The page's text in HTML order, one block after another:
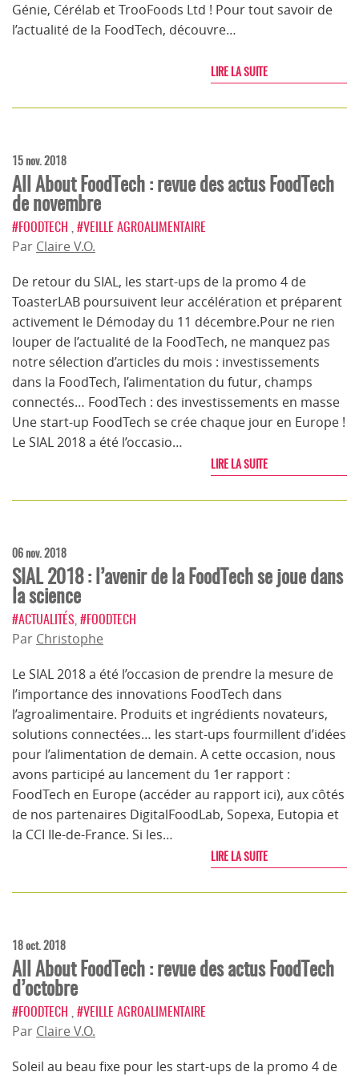
Génie, Cérélab et TrooFoods Ltd ! Pour tout savoir de
l’actualité de la FoodTech, découvre…
LIRE LA SUITE
15 nov. 2018
All About FoodTech : revue des actus FoodTech
de novembre
#FOODTECH #VEILLE AGROALIMENTAIRE
Par Claire V.O.
De retour du SIAL, les start-ups de la promo 4 de
ToasterLAB poursuivent leur accélération et préparent
activement le Démoday du 11 décembre.Pour ne rien
louper de l’actualité de la FoodTech, ne manquez pas
notre sélection d’articles du mois : investissements
dans la FoodTech, l’alimentation du futur, champs
connectés… FoodTech : des investissements en masse
Une start-up FoodTech se crée chaque jour en Europe !
Le SIAL 2018 a été l’occasio…
LIRE LA SUITE
06 nov. 2018
SIAL 2018 : l’avenir de la FoodTech se joue dans
la science
#ACTUALITÉS #FOODTECH
Par Christophe
Le SIAL 2018 a été l’occasion de prendre la mesure de
l’importance des innovations FoodTech dans
l’agroalimentaire. Produits et ingrédients novateurs,
solutions connectées… les start-ups fourmillent d’idées
pour l’alimentation de demain. A cette occasion, nous
avons participé au lancement du 1er rapport :
FoodTech en Europe (accéder au rapport ici), aux côtés
de nos partenaires DigitalFoodLab, Sopexa, Eutopia et
la CCI Ile-de-France. Si les…
LIRE LA SUITE
18 oct. 2018
All About FoodTech : revue des actus FoodTech
d’octobre
#FOODTECH #VEILLE AGROALIMENTAIRE
Par Claire V.O.
Soleil au beau fixe pour les start-ups de la promo 4 de